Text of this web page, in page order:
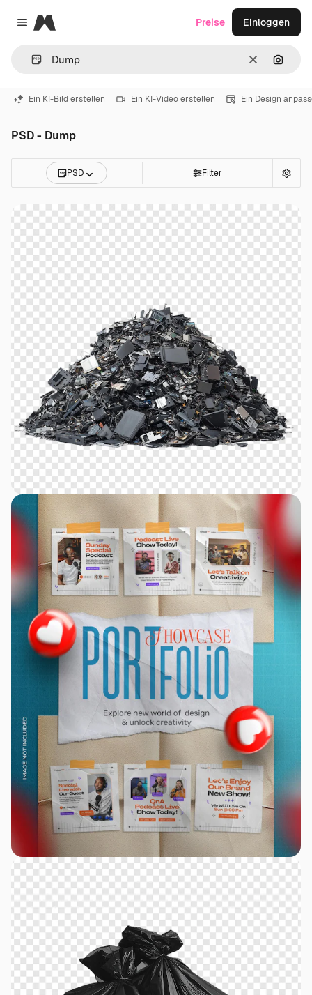
Close menu
Magnific
LöschenNach
Preise Einloggen
Ein KI-Bild erstellen Ein KI-Video erstellen Ein Design
PSD - Dump
PSD Filter